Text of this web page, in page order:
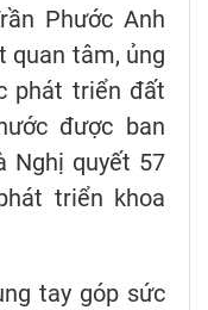
Phước Anh
quan tâm, ủng
phát triển đất
được ban
Nghị quyết 57
triển khoa
tay góp sức